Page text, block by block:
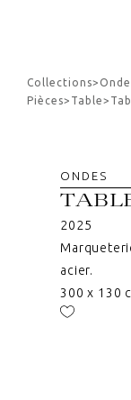
Collections>
Pièces> Table>
ONDES
2025
acier.
300 x 130